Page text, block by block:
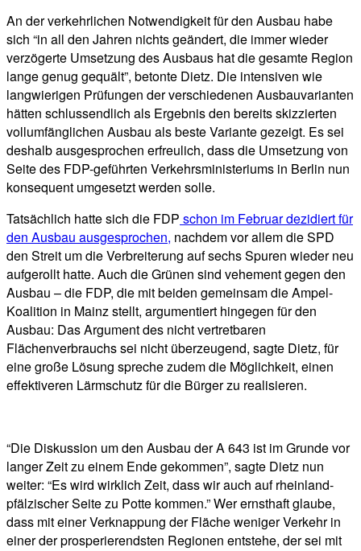
An der verkehrlichen Notwendigkeit für den Ausbau habe
sich “in all den Jahren nichts geändert, die immer wieder
verzögerte Umsetzung des Ausbaus hat die gesamte Region
lange genug gequält”, betonte Dietz. Die intensiven wie
langwierigen Prüfungen der verschiedenen Ausbauvarianten
hätten schlussendlich als Ergebnis den bereits skizzierten
vollumfänglichen Ausbau als beste Variante gezeigt. Es sei
deshalb ausgesprochen erfreulich, dass die Umsetzung von
Seite des FDP-geführten Verkehrsministeriums in Berlin nun
konsequent umgesetzt werden solle.
Tatsächlich hatte sich die FDP schon im Februar dezidiert für
den Ausbau ausgesprochen, nachdem vor allem die SPD
den Streit um die Verbreiterung auf sechs Spuren wieder neu
aufgerollt hatte. Auch die Grünen sind vehement gegen den
Ausbau – die FDP, die mit beiden gemeinsam die Ampel-
Koalition in Mainz stellt, argumentiert hingegen für den
Ausbau: Das Argument des nicht vertretbaren
Flächenverbrauchs sei nicht überzeugend, sagte Dietz, für
eine große Lösung spreche zudem die Möglichkeit, einen
effektiveren Lärmschutz für die Bürger zu realisieren.
“Die Diskussion um den Ausbau der A 643 ist im Grunde vor
langer Zeit zu einem Ende gekommen”, sagte Dietz nun
weiter: “Es wird wirklich Zeit, dass wir auch auf rheinland-
pfälzischer Seite zu Potte kommen.” Wer ernsthaft glaube,
dass mit einer Verknappung der Fläche weniger Verkehr in
einer der prosperierendsten Regionen entstehe, der sei mit